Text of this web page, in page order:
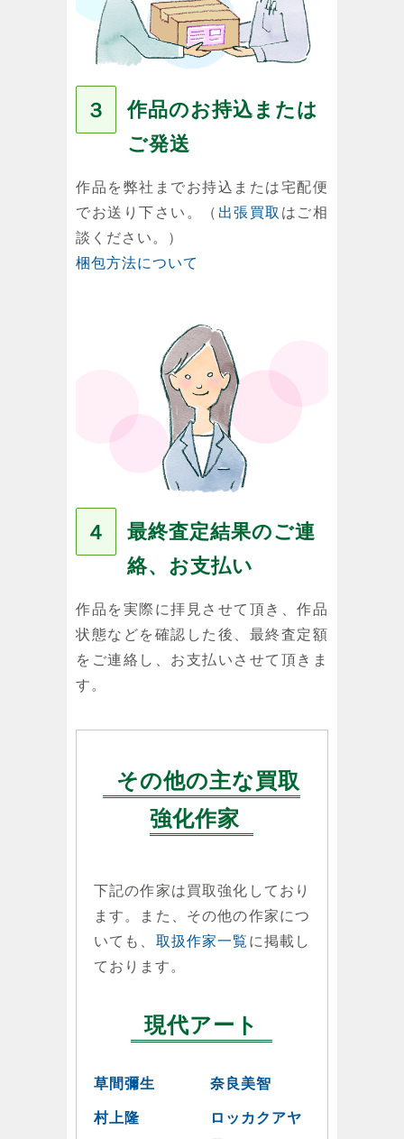
３
作品のお持込または
ご発送
作品を弊社までお持込または宅配便
でお送り下さい。（ 出張買取 はご相
談ください。）
梱包方法について
４
最終査定結果のご連
絡、お支払い
作品を実際に拝見させて頂き、作品
状態などを確認した後、最終査定額
をご連絡し、お支払いさせて頂きま
す。
その他の主な買取
強化作家
下記の作家は買取強化しており
ます。また、その他の作家につ
いても、 取扱作家一覧 に掲載し
ております。
現代アート
草間彌生 奈良美智
村上隆
ロッカクアヤ